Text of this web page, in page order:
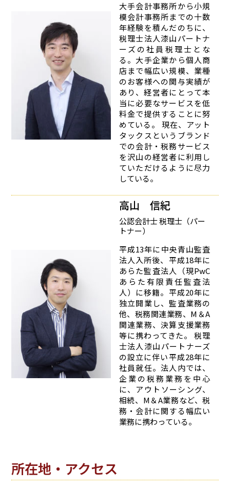
大手会計事務所から小規
模会計事務所までの十数
年経験を積んだのちに、
税理士法人漆山パートナ
ーズの社員税理士とな
る。大手企業から個人商
店まで幅広い規模、業種
のお客様への関与実績が
あり、経営者にとって本
当に必要なサービスを低
料金で提供することに努
めている。 現在、アット
タックスというブランド
での会計・税務サービス
を沢山の経営者に利用し
ていただけるように尽力
している。
高山 信紀
公認会計士 税理士（パー
トナー）
平成13年に中央青山監査
法人入所後、平成18年に
あらた監査法人（現PwC
あらた有限責任監査法
人）に移籍。平成20年に
独立開業し、監査業務の
他、税務関連業務、M＆A
関連業務、決算支援業務
等に携わってきた。 税理
士法人漆山パートナーズ
の設立に伴い平成28年に
社員就任。法人内では、
企業の税務業務を中心
に、アウトソーシング、
相続、M＆A業務など、税
務・会計に関する幅広い
業務に携わっている。
所在地・アクセス